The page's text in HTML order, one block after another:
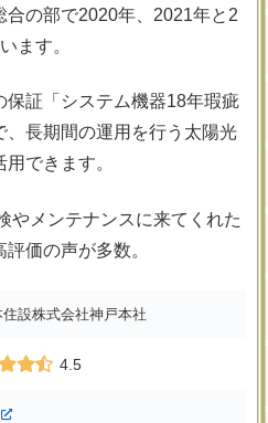
の部で2020年、2021年と2
ます。
保証「システム機器18年瑕疵
長期間の運用を行う太陽光
できます。
やメンテナンスに来てくれた
価の声が多数。
住設株式会社神戸本社
4.5